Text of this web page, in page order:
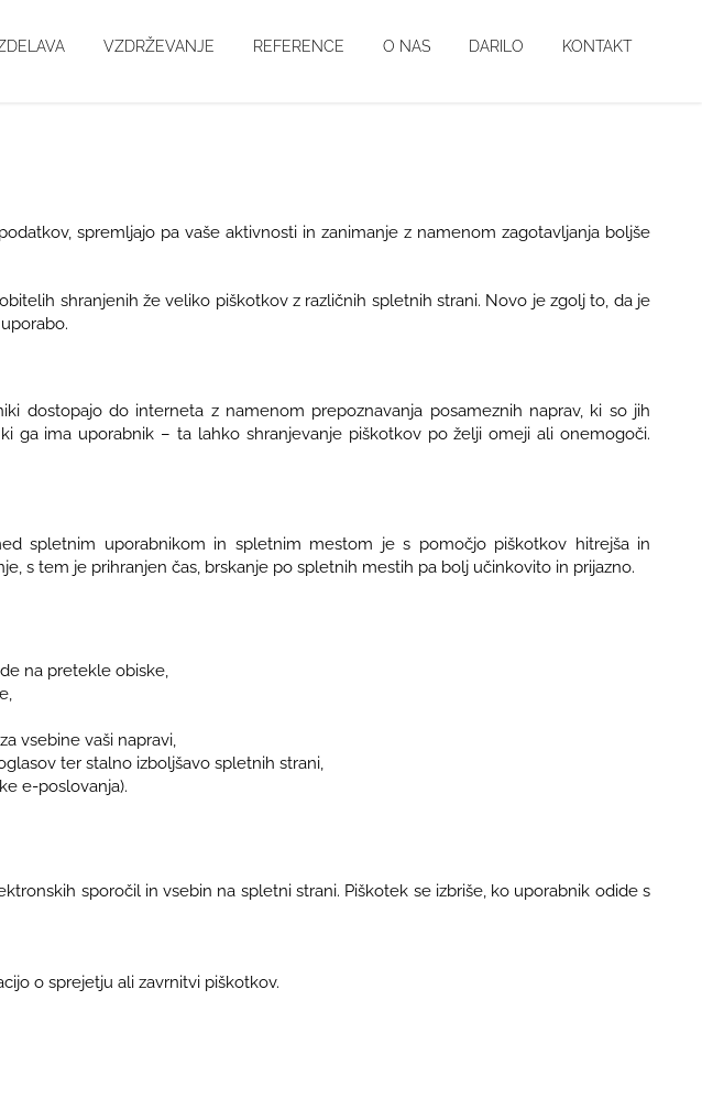
VZDRŽEVANJE REFERENCE O NAS DARILO KONTAKT
spremljajo pa vaše aktivnosti in zanimanje z namenom zagotavljanja boljše
shranjenih že veliko piškotkov z različnih spletnih strani. Novo je zgolj to, da je
dostopajo do interneta z namenom prepoznavanja posameznih naprav, ki so jih
ga ima uporabnik – ta lahko shranjevanje piškotkov po želji omeji ali onemogoči.
spletnim uporabnikom in spletnim mestom je s pomočjo piškotkov hitrejša in
s tem je prihranjen čas, brskanje po spletnih mestih pa bolj učinkovito in prijazno.
na pretekle obiske,
vsebine vaši napravi,
ter stalno izboljšavo spletnih strani,
e-poslovanja).
sporočil in vsebin na spletni strani. Piškotek se izbriše, ko uporabnik odide s
o sprejetju ali zavrnitvi piškotkov.